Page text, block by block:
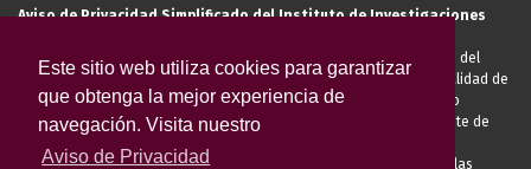
Este sitio web utiliza cookies para garantizar
que obtenga la mejor experiencia de
navegación. Visita nuestro
Aviso de Privacidad
Aviso de Privacidad Simplificado del Instituto de Investigaciones
El Instituto de Investigaciones Estéticas de la UNAM, es responsable del
tratamiento de sus datos personales para el registro de usted en calidad de
alumno, docente, personal de la entidad académica, conferencista o
invitado externo (nacional o extranjero), visitante, proveedor o cliente de
anteriormente descritas u otras aquellas exigidas legalmente o por las